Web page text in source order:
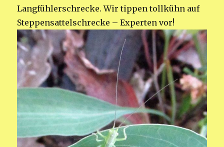
Langfühlerschrecke. Wir tippen tollkühn auf
Steppensattelschrecke – Experten vor!